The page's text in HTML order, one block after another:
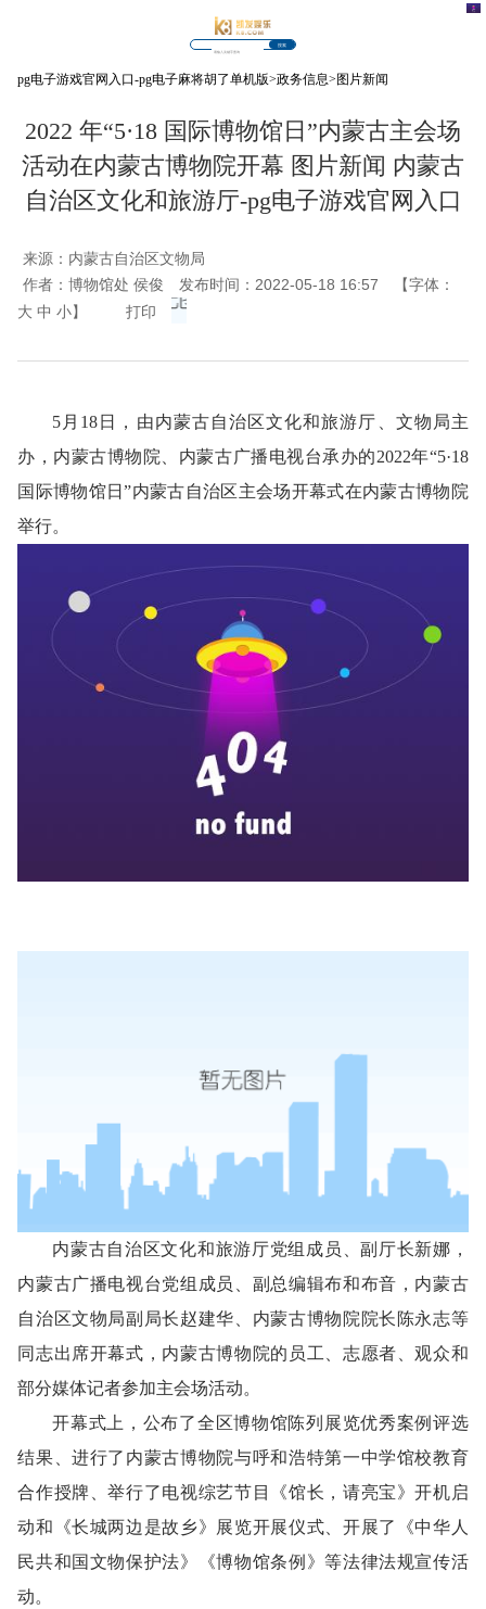
搜索
pg电子游戏官网入口-pg电子麻将胡了单机版>政务信息>图片新闻
2022 年“5·18 国际博物馆日”内蒙古主会场
活动在内蒙古博物院开幕 图片新闻 内蒙古
自治区文化和旅游厅-pg电子游戏官网入口
来源： 内蒙古自治区文物局
作者：博物馆处 侯俊 发布时间：2022-05-18 16:57
【字体：
大 中 小】 打印
5 月18日，由内蒙古自治区文化和旅游厅、文物局主
办，内蒙古博物院、内蒙古广播电视台承办的2022年“5·18
国际博物馆日”内蒙古自治区主会场开幕式在内蒙古博物院
举行。
内蒙古自治区文化和旅游厅党组成员、副厅长新娜，
内蒙古广播电视台党组成员、副总编辑布和布音，内蒙古
自治区文物局副局长赵建华、内蒙古博物院院长陈永志等
同志出席开幕式，内蒙古博物院的员工、志愿者、观众和
部分媒体记者参加主会场活动。
开幕式上，公布了全区博物馆陈列展览优秀案例评选
结果、进行了内蒙古博物院与呼和浩特第一中学馆校教育
合作授牌、举行了电视综艺节目《馆长，请亮宝》开机启
动和《长城两边是故乡》展览开展仪式、开展了《中华人
民共和国文物保护法》《博物馆条例》等法律法规宣传活
动。